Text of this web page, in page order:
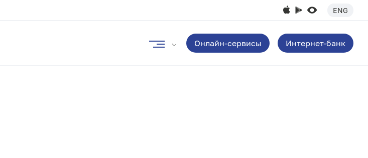
ENG
Онлайн-сервисы Интернет-банк